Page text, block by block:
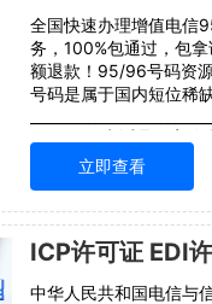
全国快速办理增值电信
务，100%包通过，包
额退款！95/96号码资
号码是属于国内短位稀缺
号码：95电话是国家信
立即查看
中华人民共和国电信与